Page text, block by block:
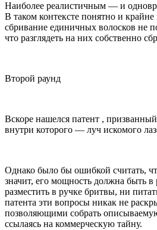
Наиболее реалистичным — и
В таком контексте понятно и
сбривание единичных волосков не
что разглядеть на них собственно
Второй раунд
Вскоре нашелся патент ,
внутри которого — луч искомого
Однако было бы ошибкой считать,
значит, его мощность должна быть
разместить в ручке бритвы, ни
патента эти вопросы никак не
позволяющими собрать
ссылаясь на коммерческую тайну.